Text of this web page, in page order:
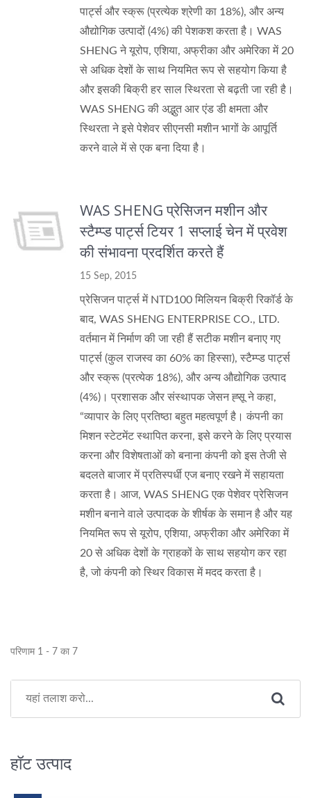
पार्ट्स और स्क्रू (प्रत्येक श्रेणी का 18%), और अन्य
औद्योगिक उत्पादों (4%) की पेशकश करता है। WAS
SHENG ने यूरोप, एशिया, अफ्रीका और अमेरिका में 20
से अधिक देशों के साथ नियमित रूप से सहयोग किया है
और इसकी बिक्री हर साल स्थिरता से बढ़ती जा रही है।
WAS SHENG की अद्भुत आर एंड डी क्षमता और
स्थिरता ने इसे पेशेवर सीएनसी मशीन भागों के आपूर्ति
करने वाले में से एक बना दिया है।
WAS SHENG प्रेसिजन मशीन और
स्टैम्प्ड पार्ट्स टियर 1 सप्लाई चेन में प्रवेश
की संभावना प्रदर्शित करते हैं
15 Sep, 2015
प्रेसिजन पार्ट्स में NTD100 मिलियन बिक्री रिकॉर्ड के
बाद, WAS SHENG ENTERPRISE CO., LTD.
वर्तमान में निर्माण की जा रही हैं सटीक मशीन बनाए गए
पार्ट्स (कुल राजस्व का 60% का हिस्सा), स्टैम्प्ड पार्ट्स
और स्क्रू (प्रत्येक 18%), और अन्य औद्योगिक उत्पाद
(4%)। प्रशासक और संस्थापक जेसन ह्सू ने कहा,
“व्यापार के लिए प्रतिष्ठा बहुत महत्वपूर्ण है। कंपनी का
मिशन स्टेटमेंट स्थापित करना, इसे करने के लिए प्रयास
करना और विशेषताओं को बनाना कंपनी को इस तेजी से
बदलते बाजार में प्रतिस्पर्धी एज बनाए रखने में सहायता
करता है। आज, WAS SHENG एक पेशेवर प्रेसिजन
मशीन बनाने वाले उत्पादक के शीर्षक के समान है और यह
नियमित रूप से यूरोप, एशिया, अफ्रीका और अमेरिका में
20 से अधिक देशों के ग्राहकों के साथ सहयोग कर रहा
है, जो कंपनी को स्थिर विकास में मदद करता है।
परिणाम 1 - 7 का 7
हॉट उत्पाद